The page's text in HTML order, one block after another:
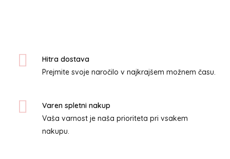
izberete
na
Hitra dostava
Prejmite svoje naročilo v najkrajšem možnem času.
Varen spletni nakup
Vaša varnost je naša prioriteta pri vsakem
nakupu.